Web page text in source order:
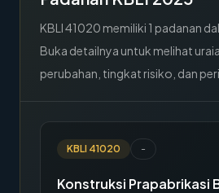
KBLI41020 memiliki 1 padanan
Buka detailnya untuk melihat
perubahan, tingkat risiko, dan
KBLI 41020 -
Konstruksi Prapabrikasi